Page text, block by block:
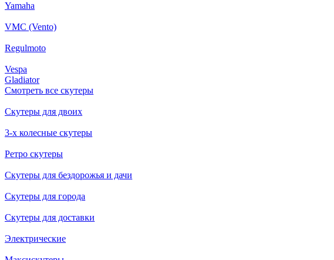
Yamaha
VMC (Vento)
Regulmoto
Vespa
Gladiator
Смотреть все скутеры
Скутеры для двоих
3-х колесные скутеры
Ретро скутеры
Скутеры для бездорожья и дачи
Скутеры для города
Скутеры для доставки
Электрические